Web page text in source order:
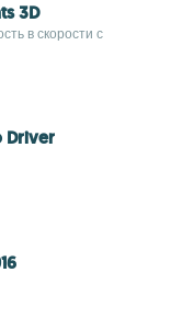
3D
в скорости с
Driver